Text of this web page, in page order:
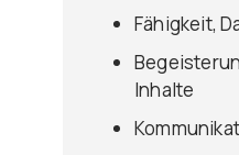
Fähigkeit,
Inhalte